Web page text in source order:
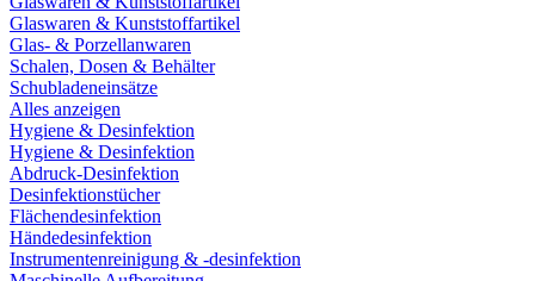
Glaswaren & Kunststoffartikel
Glas- & Porzellanwaren
Schalen, Dosen & Behälter
Schubladeneinsätze
Alles anzeigen
Hygiene & Desinfektion
Hygiene & Desinfektion
Abdruck-Desinfektion
Desinfektionstücher
Flächendesinfektion
Händedesinfektion
Instrumentenreinigung & -desinfektion